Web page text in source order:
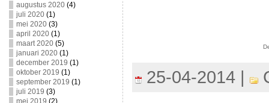
augustus 2020(4)
juli 2020(1)
mei 2020(3)
april 2020(1)
maart 2020(5)
januari 2020(1)
december 2019 (1)
oktober 2019 (1)
september 2019 (1)
juli 2019 (3)
mei 2019 (2)
25-04-2014 |